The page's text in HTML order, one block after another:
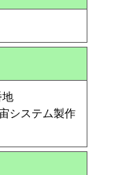
ステム製作